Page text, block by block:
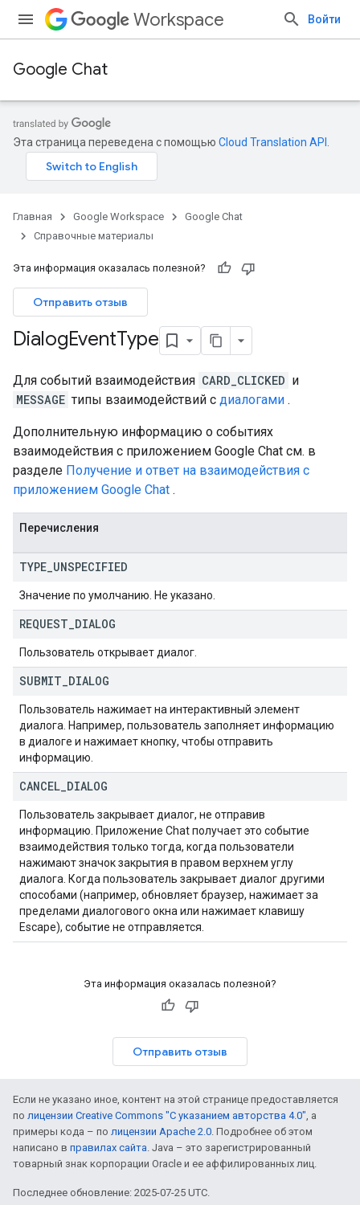
Workspace Войти
Google Chat
Эта страница переведена с помощью Cloud Translation API
Главная Google Workspace
Google Chat
Справочные материалы
Эта информация оказалась полезной?
Отправить отзыв
DialogEventType
Для событий взаимодействия CARD_CLICKED и
MESSAGE типы взаимодействий с диалогами .
Дополнительную информацию о событиях
взаимодействия с приложением Google Chat см. в
разделе Получение и ответ на взаимодействия с
приложением Google Chat .
Перечисления
TYPE UNSPECIFIED
Значение по умолчанию. Не указано.
REQUEST DIALOG
Пользователь открывает диалог.
SUBMIT DIALOG
Пользователь нажимает на интерактивный элемент
диалога. Например, пользователь заполняет информацию
в диалоге и нажимает кнопку, чтобы отправить
информацию.
CANCEL DIALOG
Пользователь закрывает диалог, не отправив
информацию. Приложение Chat получает это событие
взаимодействия только тогда, когда пользователи
нажимают значок закрытия в правом верхнем углу
диалога. Когда пользователь закрывает диалог другими
способами (например, обновляет браузер, нажимает за
пределами диалогового окна или нажимает клавишу
Escape), событие не отправляется.
Эта информация оказалась полезной?
Отправить отзыв
Если не указано иное, контент на этой странице предоставляется
по лицензии Creative Commons "С указанием авторства 4.0", а
примеры кода – по лицензии Apache 2.0. Подробнее об этом
написано в правилах сайта. Java – это зарегистрированный
товарный знак корпорации Oracle и ее аффилированных лиц.
Последнее обновление: 2025-07-25 UTC.